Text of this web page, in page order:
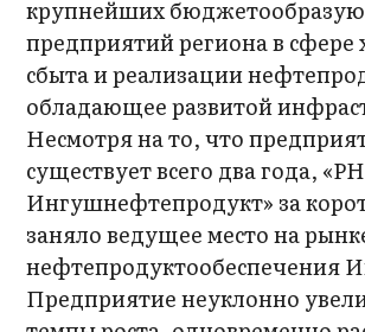
крупнейших
предприятий региона в сфере
сбыта и реализации
обладающее развитой
Несмотря на то, что
существует всего два года,
Ингушнефтепродукт» за
заняло ведущее место на
нефтепродуктообеспечения
Предприятие неуклонно